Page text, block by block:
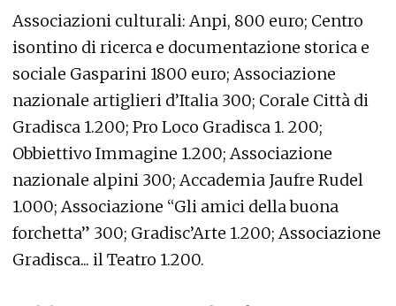
Associazioni culturali: Anpi, 800 euro; Centro
isontino di ricerca e documentazione storica e
sociale Gasparini 1800 euro; Associazione
nazionale artiglieri d’Italia 300; Corale Città di
Gradisca 1.200; Pro Loco Gradisca 1. 200;
Obbiettivo Immagine 1.200; Associazione
nazionale alpini 300; Accademia Jaufre Rudel
1.000; Associazione “Gli amici della buona
forchetta” 300; Gradisc’Arte 1.200; Associazione
Gradisca... il Teatro 1.200.